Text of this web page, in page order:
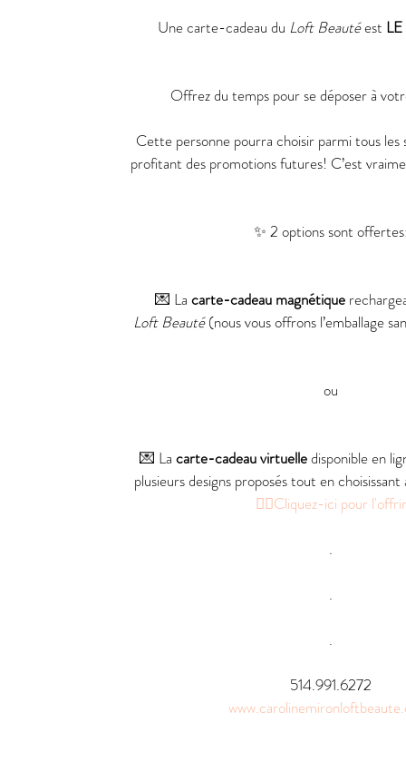
Une carte-cadeau du Loft Beauté est LE
Offrez du temps pour se déposer à
Cette personne pourra choisir parmi tous
profitant des promotions futures! C’est
✨ 2 options sont
💌 La carte-cadeau magnétique
Loft Beauté (nous vous offrons l’emballage
ou
💌 La carte-cadeau virtuelle disponible en
plusieurs designs proposés tout en
👉🏻Cliquez-ici pour l'offrir
.
.
.
514.991.6272